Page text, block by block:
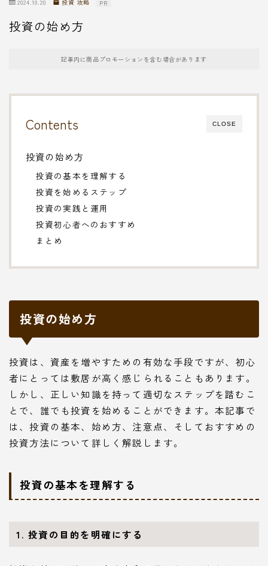
2024.10.20 投資 攻略 PR
投資の始め方
記事内に商品プロモーションを含む場合があります
CLOSE
Contents
投資の始め方
投資の基本を理解する
投資を始めるステップ
投資の実践と運用
投資初心者へのおすすめ
まとめ
投資の始め方
投資は、資産を増やすための有効な手段ですが、初心
者にとっては敷居が高く感じられることもあります。
しかし、正しい知識を持って適切なステップを踏むこ
とで、誰でも投資を始めることができます。本記事で
は、投資の基本、始め方、注意点、そしておすすめの
投資方法について詳しく解説します。
投資の基本を理解する
1. 投資の目的を明確にする